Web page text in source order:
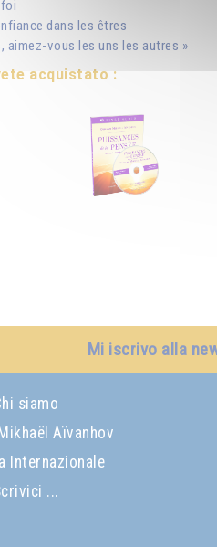
dans les êtres
aimez-vous les uns les autres »
acquistato :
Mi iscrivo alla
siamo
Aïvanhov
Internazionale
...